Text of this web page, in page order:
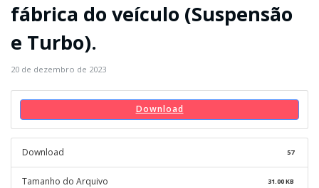
fábrica do veículo (Suspensão
e Turbo).
20 de dezembro de 2023
Download
Download 57
Tamanho do Arquivo 31.00 KB